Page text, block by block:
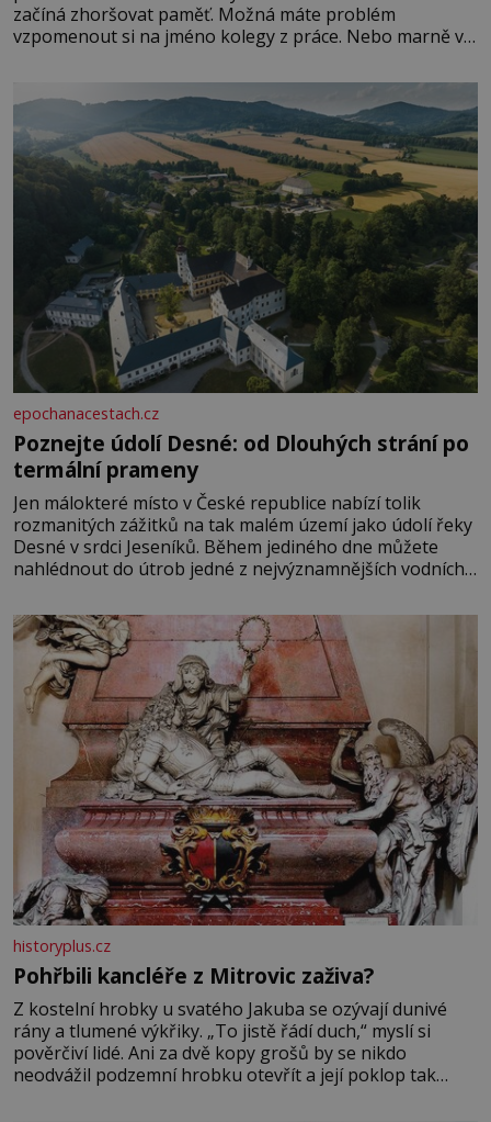
začíná zhoršovat paměť. Možná máte problém
vzpomenout si na jméno kolegy z práce. Nebo marně v
Je to opravdu tak, s věkem jako kdyby se paměť
rozhodla stávkovat. Cvičte
epochanacestach.cz
Poznejte údolí Desné: od Dlouhých strání po
termální prameny
Jen málokteré místo v České republice nabízí tolik
rozmanitých zážitků na tak malém území jako údolí řeky
Desné v srdci Jeseníků. Během jediného dne můžete
nahlédnout do útrob jedné z nejvýznamnějších vodních
se na koloběžce a den zakončit poznáváním památek ve
Velkých Losinách nebo v termálním
historyplus.cz
Pohřbili kancléře z Mitrovic zaživa?
Z kostelní hrobky u svatého Jakuba se ozývají dunivé
rány a tlumené výkřiky. „To jistě řádí duch,“ myslí si
pověrčiví lidé. Ani za dvě kopy grošů by se nikdo
neodvážil podzemní hrobku otevřít a její poklop tak